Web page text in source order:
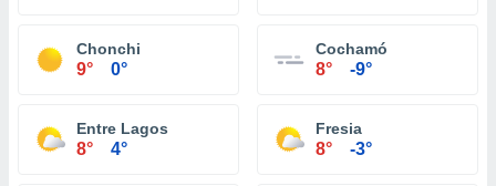
Chonchi
9° 0°
Cochamó
8° -9°
Entre Lagos
8° 4°
Fresia
8° -3°